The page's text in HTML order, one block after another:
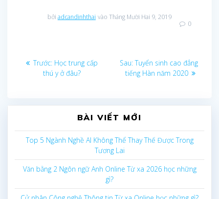
bởi adcandinhthai vào Tháng Mười Hai 9, 2019
0
Trước: Bài
trước
Học trung cấp
thú y ở đâu?
Sau:Bài
sau:
Tuyển sinh cao đẳng
tiếng Hàn năm 2020
BÀI VIẾT MỚI
Top 5 Ngành Nghề AI Không Thể Thay Thế Được Trong
Tương Lai
Văn bằng 2 Ngôn ngữ Anh Online Từ xa 2026 học những
gì?